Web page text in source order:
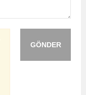
GÖNDER